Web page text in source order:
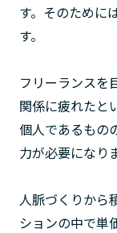
す。そのために
す。
フリーランスを
関係に疲れたと
個人であるもの
力が必要になり
人脈づくりから
ションの中で単